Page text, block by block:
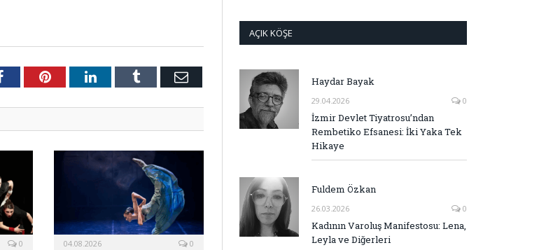
FacebookPinterestLinkedInTumblr E-
0 04.08.2026 0
AÇIK KÖŞE
Haydar Bayak
29.04.2026 0
İzmir Devlet Tiyatrosu’ndan
Rembetiko Efsanesi: İki Yaka Tek
Hikaye
Fuldem Özkan
26.03.2026 0
Kadının Varoluş Manifestosu: Lena,
Leyla ve Diğerleri